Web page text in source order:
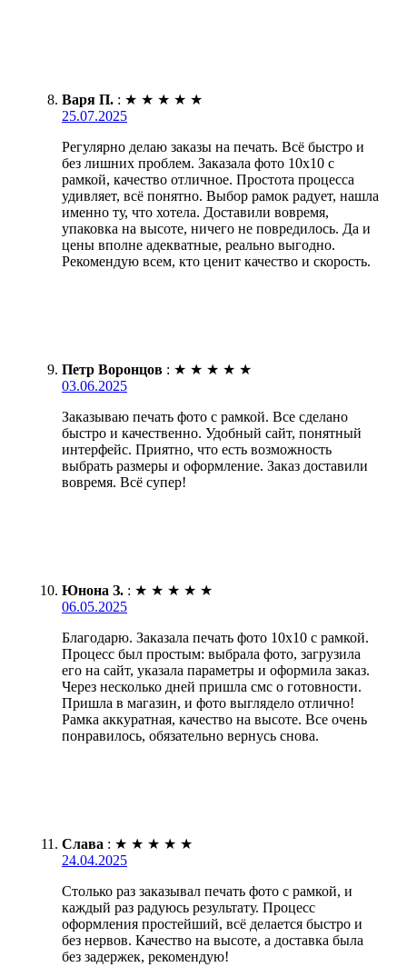
Варя П. : ★ ★ ★ ★ ★
25.07.2025
Регулярно делаю заказы на печать. Всё быстро и
без лишних проблем. Заказала фото 10х10 с
рамкой, качество отличное. Простота процесса
удивляет, всё понятно. Выбор рамок радует, нашла
именно ту, что хотела. Доставили вовремя,
упаковка на высоте, ничего не повредилось. Да и
цены вполне адекватные, реально выгодно.
Рекомендую всем, кто ценит качество и скорость.
Петр Воронцов : ★ ★ ★ ★ ★
03.06.2025
Заказываю печать фото с рамкой. Все сделано
быстро и качественно. Удобный сайт, понятный
интерфейс. Приятно, что есть возможность
выбрать размеры и оформление. Заказ доставили
вовремя. Всё супер!
Юнона З. : ★ ★ ★ ★ ★
06.05.2025
Благодарю. Заказала печать фото 10х10 с рамкой.
Процесс был простым: выбрала фото, загрузила
его на сайт, указала параметры и оформила заказ.
Через несколько дней пришла смс о готовности.
Пришла в магазин, и фото выглядело отлично!
Рамка аккуратная, качество на высоте. Все очень
понравилось, обязательно вернусь снова.
Слава : ★ ★ ★ ★ ★
24.04.2025
Столько раз заказывал печать фото с рамкой, и
каждый раз радуюсь результату. Процесс
оформления простейший, всё делается быстро и
без нервов. Качество на высоте, а доставка была
без задержек, рекомендую!